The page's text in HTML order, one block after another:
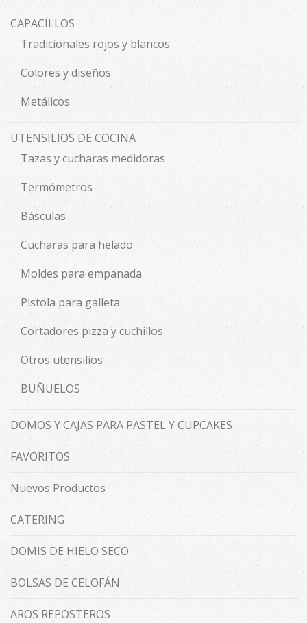
CAPACILLOS
Tradicionales rojos y blancos
Colores y diseños
Metálicos
UTENSILIOS DE COCINA
Tazas y cucharas medidoras
Termómetros
Básculas
Cucharas para helado
Moldes para empanada
Pistola para galleta
Cortadores pizza y cuchillos
Otros utensilios
BUÑUELOS
DOMOS Y CAJAS PARA PASTEL Y CUPCAKES
FAVORITOS
Nuevos Productos
CATERING
DOMIS DE HIELO SECO
BOLSAS DE CELOFÁN
AROS REPOSTEROS